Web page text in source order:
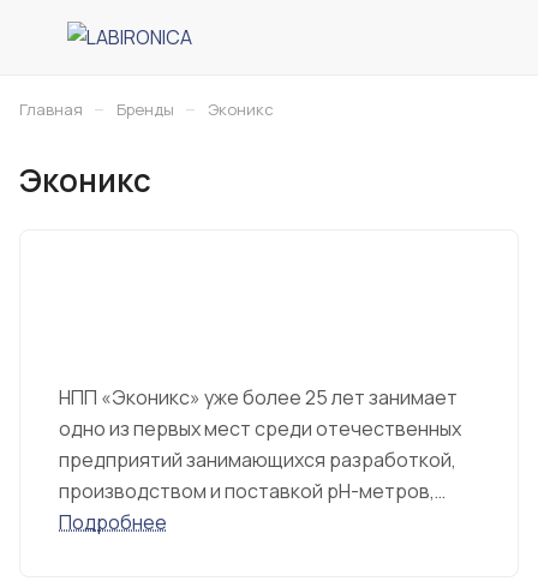
Главная – Бренды – Эконикс
Эконикс
НПП «Эконикс» уже более 25 лет занимает
одно из первых мест среди отечественных
предприятий занимающихся разработкой,
производством и поставкой рН-метров,
иономеров, вольтамперометрических
Подробнее